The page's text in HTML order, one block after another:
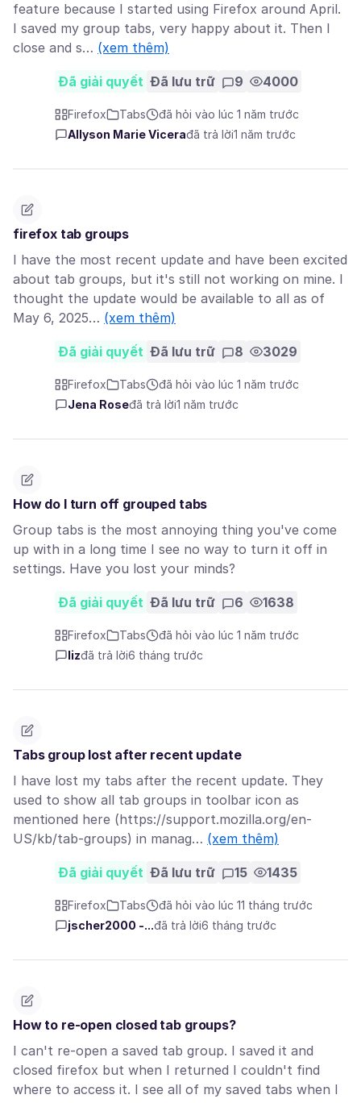
feature because I started using Firefox around April.
I saved my group tabs, very happy about it. Then I
close and s… (xem thêm)
Đã giải quyết Đã lưu trữ 9 4000
Firefox Tabs
đã hỏi vào lúc 1 năm trước
Allyson Marie Vicerađã trả lời1 năm trước
firefox tab groups
I have the most recent update and have been excited
about tab groups, but it's still not working on mine. I
thought the update would be available to all as of
May 6, 2025… (xem thêm)
Đã giải quyết Đã lưu trữ 8 3029
Firefox Tabs
đã hỏi vào lúc 1 năm trước
Jena Roseđã trả lời1 năm trước
How do I turn off grouped tabs
Group tabs is the most annoying thing you've come
up with in a long time I see no way to turn it off in
settings. Have you lost your minds?
Đã giải quyết Đã lưu trữ 6 1638
Firefox Tabs
đã hỏi vào lúc 1 năm trước
lizđã trả lời6 tháng trước
Tabs group lost after recent update
I have lost my tabs after the recent update. They
used to show all tab groups in toolbar icon as
mentioned here (https://support.mozilla.org/en-
US/kb/tab-groups) in manag… (xem thêm)
Đã giải quyết Đã lưu trữ 15 1435
Firefox Tabs
đã hỏi vào lúc 11 tháng trước
jscher2000 -...đã trả lời6 tháng trước
How to re-open closed tab groups?
I can't re-open a saved tab group. I saved it and
closed firefox but when I returned I couldn't find
where to access it. I see all of my saved tabs when I